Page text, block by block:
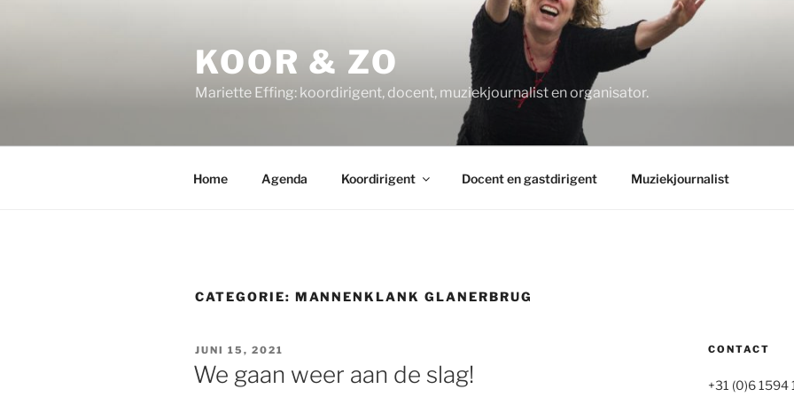
KOOR & ZO
Mariette Effing: koordirigent, docent, muziekjournalist en organisator.
Home Agenda Koordirigent Docent en gastdirigent Muziekjournalist
CATEGORIE: MANNENKLANK GLANERBRUG
GEPLAATST
OP
JUNI 15, 2021
We gaan weer aan de slag!
CONTACT
+31 (0)6 1594